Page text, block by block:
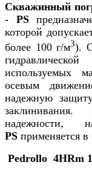
Скважинный
- PS
которой
более 100 г/м3).
используемых
осевым
надежную
надежности,
PS применяется
Pedrollo 4HRm